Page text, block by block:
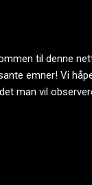
til denne
emner! Vi
man vil